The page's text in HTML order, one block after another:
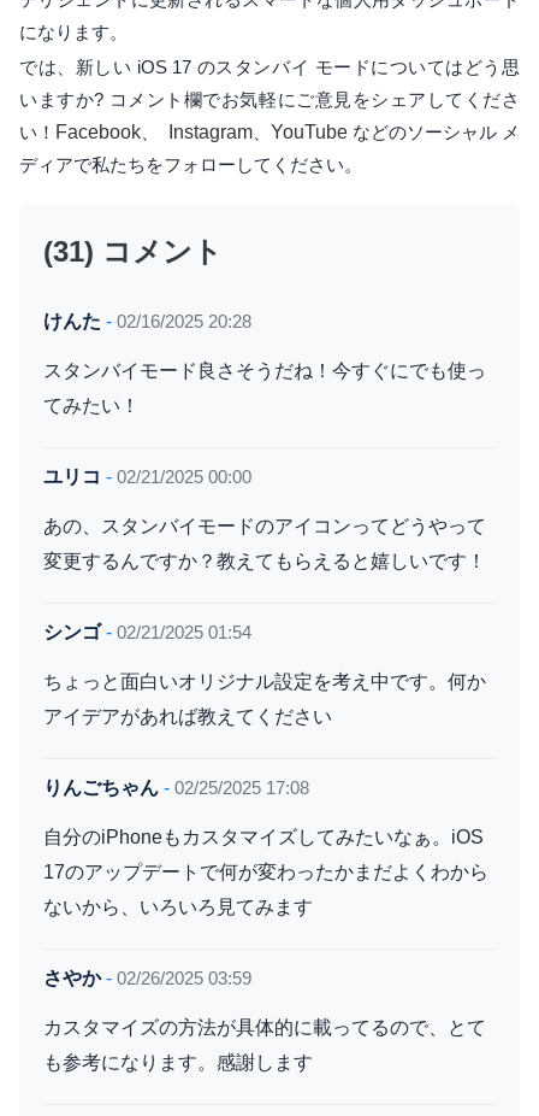
になります。
では、新しい iOS 17 のスタンバイ モードについてはどう思
いますか? コメント欄でお気軽にご意見をシェアしてくださ
い！ Facebook Instagram YouTube などのソーシャル メ
ディアで私たちをフォローしてください。
(31) コメント
けんた - 02/16/2025 20:28
スタンバイモード良さそうだね！今すぐにでも使っ
てみたい！
ユリコ - 02/21/2025 00:00
あの、スタンバイモードのアイコンってどうやって
変更するんですか？教えてもらえると嬉しいです！
シンゴ- 02/21/2025 01:54
ちょっと面白いオリジナル設定を考え中です。何か
アイデアがあれば教えてください
りんごちゃん - 02/25/2025 17:08
自分のiPhoneもカスタマイズしてみたいなぁ。iOS
17のアップデートで何が変わったかまだよくわから
ないから、いろいろ見てみます
さやか- 02/26/2025 03:59
カスタマイズの方法が具体的に載ってるので、とて
も参考になります。感謝します